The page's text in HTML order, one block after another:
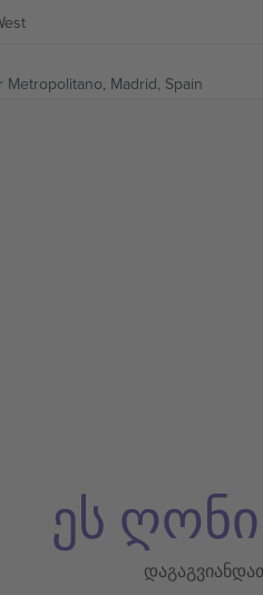
Metropolitano, Madrid, Spain
ეს